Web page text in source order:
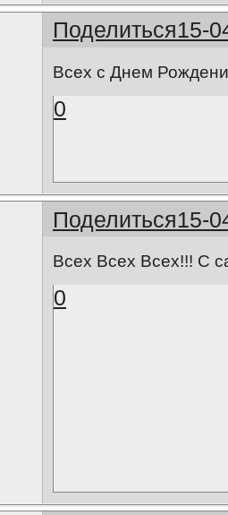
Поделиться15-
Всех с Днем
0
Поделиться15-
Всех Всех Всех!!! С
0